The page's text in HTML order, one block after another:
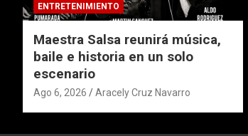
ENTRETENIMIENTO
Maestra Salsa reunirá música,
baile e historia en un solo
escenario
Ago 6, 2026 Aracely Cruz Navarro